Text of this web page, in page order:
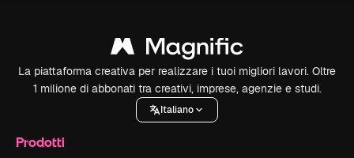
La piattaforma creativa per realizzare i tuoi migliori lavori. Oltre
1 milione di abbonati tra creativi, imprese, agenzie e studi.
Italiano
Prodotti